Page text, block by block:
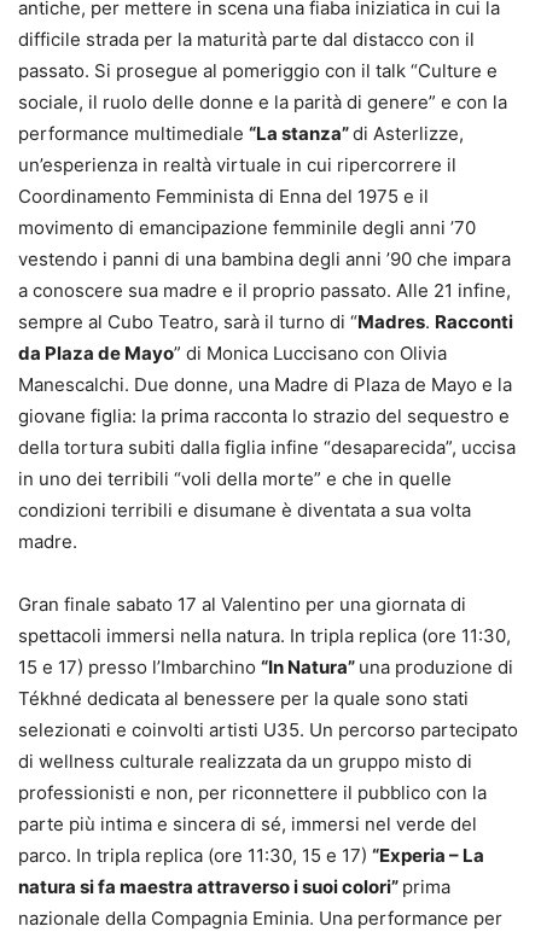
antiche, per mettere in scena una fiaba iniziatica in cui la
difficile strada per la maturità parte dal distacco con il
passato. Si prosegue al pomeriggio con il talk “Culture e
sociale, il ruolo delle donne e la parità di genere” e con la
performance multimediale “La stanza”di Asterlizze,
un’esperienza in realtà virtuale in cui ripercorrere il
Coordinamento Femminista di Enna del 1975 e il
movimento di emancipazione femminile degli anni ’70
vestendo i panni di una bambina degli anni ’90 che impara
a conoscere sua madre e il proprio passato. Alle 21 infine,
sempre al Cubo Teatro, sarà il turno di “Madres. Racconti
da Plaza de Mayo” di Monica Luccisano con Olivia
Manescalchi. Due donne, una Madre di Plaza de Mayo e la
giovane figlia: la prima racconta lo strazio del sequestro e
della tortura subiti dalla figlia infine “desaparecida”, uccisa
in uno dei terribili “voli della morte” e che in quelle
condizioni terribili e disumane è diventata a sua volta
madre.
Gran finale sabato 17 al Valentino per una giornata di
spettacoli immersi nella natura. In tripla replica (ore 11:30,
15 e 17) presso l’Imbarchino “In Natura” una produzione di
Tékhné dedicata al benessere per la quale sono stati
selezionati e coinvolti artisti U35. Un percorso partecipato
di wellness culturale realizzata da un gruppo misto di
professionisti e non, per riconnettere il pubblico con la
parte più intima e sincera di sé, immersi nel verde del
parco. In tripla replica (ore 11:30, 15 e 17) “Experia – La
natura si fa maestra attraverso i suoi colori” prima
nazionale della Compagnia Eminia. Una performance per